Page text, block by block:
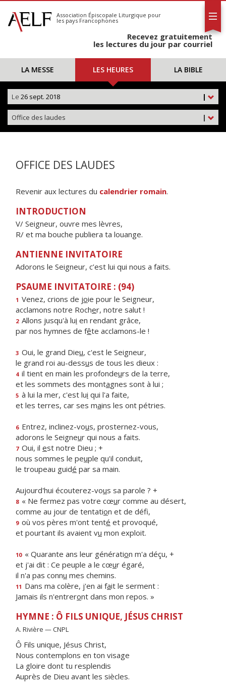
S'abonner
Calendrier
Association Épiscopale Liturgique pour
les pays Francophones
Recevez gratuitement
les lectures du jour par courriel
LA MESSE LES HEURES LA BIBLE
|
Le 26 sept. 2018
|
Office des laudes
OFFICE DES LAUDES
Revenir aux lectures du calendrier romain.
INTRODUCTION
V/ Seigneur, ouvre mes lèvres,
R/ et ma bouche publiera ta louange.
ANTIENNE INVITATOIRE
Adorons le Seigneur, c’est lui qui nous a faits.
PSAUME INVITATOIRE : (94)
1 Venez, crions de joie pour le Seigneur,
acclamons notre Rocher, notre salut !
2 Allons jusqu'à lui en rendant grâce,
par nos hymnes de fête acclamons-le !
3 Oui, le grand Dieu, c'est le Seigneur,
le grand roi au-dessus de tous les dieux :
4 il tient en main les profondeurs de la terre,
et les sommets des montagnes sont à lui ;
5 à lui la mer, c'est lui qui l'a faite,
et les terres, car ses mains les ont pétries.
6 Entrez, inclinez-vous, prosternez-vous,
adorons le Seigneur qui nous a faits.
7 Oui, il est notre Dieu ; +
nous sommes le peuple qu'il conduit,
le troupeau guidé par sa main.
Aujourd'hui écouterez-vous sa parole ? +
8 « Ne fermez pas votre cœur comme au désert,
comme au jour de tentation et de défi,
9 où vos pères m'ont tenté et provoqué,
et pourtant ils avaient vu mon exploit.
10 « Quarante ans leur génération m'a déçu, +
et j'ai dit : Ce peuple a le cœur égaré,
il n'a pas connu mes chemins.
11 Dans ma colère, j'en ai fait le serment :
Jamais ils n'entreront dans mon repos. »
HYMNE : Ô FILS UNIQUE, JÉSUS CHRIST
A. Rivière — CNPL
Ô Fils unique, Jésus Christ,
Nous contemplons en ton visage
La gloire dont tu resplendis
Auprès de Dieu avant les siècles.